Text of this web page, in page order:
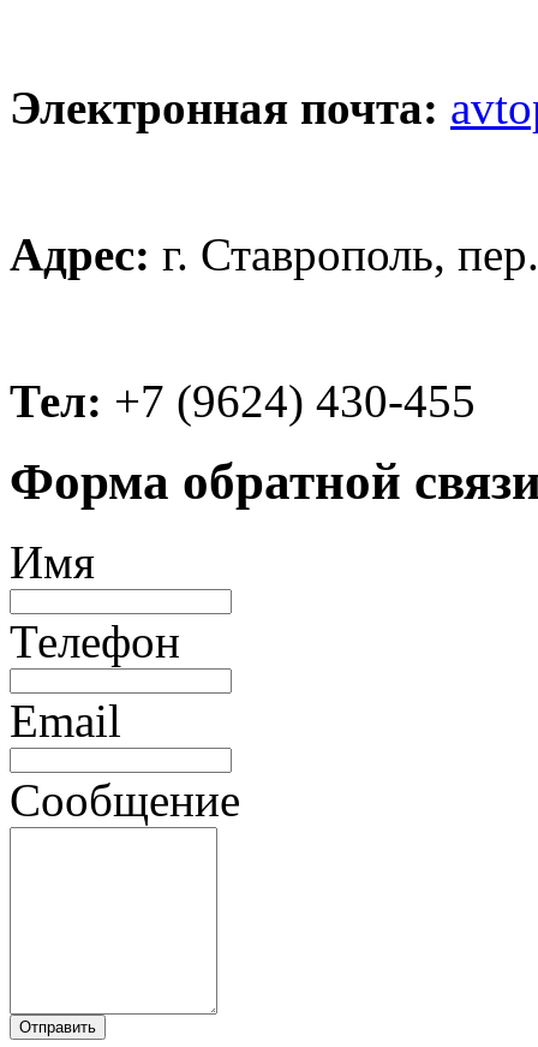
Электронная почта:
Адрес: г. Ставрополь,
Тел: +7 (9624) 430-455
Форма обратной
Имя
Телефон
Email
Сообщение